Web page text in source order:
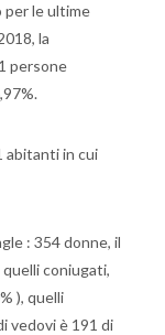
per le ultime
la
persone
abitanti in cui
: 354 donne, il
quelli coniugati,
), quelli
vedovi è 191 di